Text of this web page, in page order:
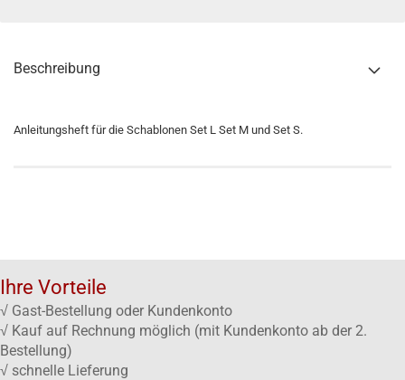
Beschreibung
Anleitungsheft für die Schablonen Set L Set M und Set S.
Ihre Vorteile
√ Gast-Bestellung oder Kundenkonto
√ Kauf auf Rechnung möglich (mit Kundenkonto ab der 2.
Bestellung)
√ schnelle Lieferung